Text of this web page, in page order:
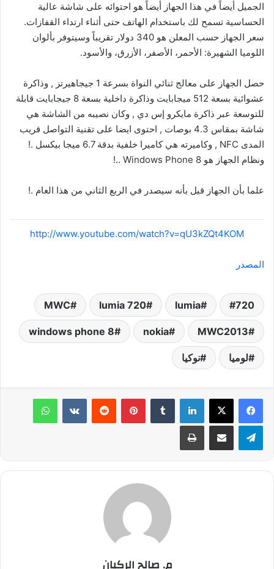
الجميل أيضاً في هذا الجهاز أيضاً هو احتوائه على شاشة عالية
الحساسية تسمح لك باستخدام الهاتف حتى أثناء ارتداء القفازات.
سعر الجهاز حسب المعلن هو 340 دولار تقريباً وسيتوفر بألوان
اللوميا الشهيرة: الأحمر، الأصفر، الأزرق، والأسود.
حصل الجهاز على معالج ثنائي النواة بسرعة 1 جيجاهيرتز , وذاكرة
عشوائية بسعة 512 ميجابايت وذاكرة داخلية بسعة 8 جيجابايت قابلة
للتوسعة عبر ذاكرة مايكرو إس دي , وكان نصيبه من الشاشة هي
شاشة بمقاس 4.3 بوصات , احتوى ايضا على تقنية التواصل قريب
المدى NFC , وكاميرته هي كاميرا خلفية بدقة 6.7 ميجا بيكسل .!
ونظام الجهاز هو Windows Phone 8 ..!
علما بأن الجهاز قيل بأنه سيصدر في الربع الثاني من هذا العام .!
http://www.youtube.com/watch?v=qU3kZQt4KOM
المصدر
720
lumia
lumia 720
MWC
MWC2013
nokia
windows phone 8
لوميا نوكيا
لينكدإن بينتيريست
م. صالح الركيان